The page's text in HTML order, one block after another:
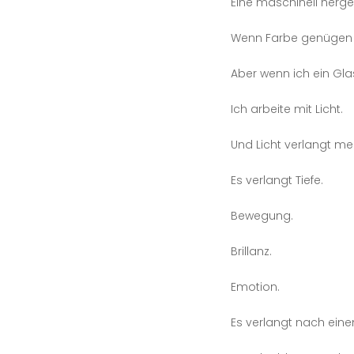
Wenn Farbe
Aber wenn ich ein
Ich arbeite mit Licht.
Und Licht verlangt
Es verlangt Tiefe.
Bewegung.
Brillanz.
Emotion.
Es verlangt nach